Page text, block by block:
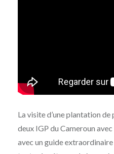
La visite d’une plantation de
deux IGP du Cameroun
avec un guide